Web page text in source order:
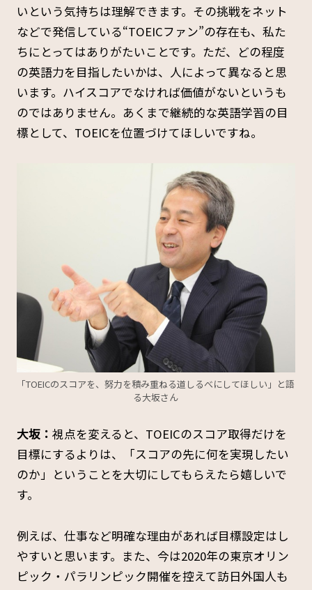
いという気持ちは理解できます。その挑戦をネット
などで発信している“TOEICファン”の存在も、私た
ちにとってはありがたいことです。ただ、どの程度
の英語力を目指したいかは、人によって異なると思
います。ハイスコアでなければ価値がないというも
のではありません。あくまで継続的な英語学習の目
標として、TOEICを位置づけてほしいですね。
「TOEICのスコアを、努力を積み重ねる道しるべにしてほしい」と語
る大坂さん
大坂： 視点を変えると、TOEICのスコア取得だけを
目標にするよりは、「スコアの先に何を実現したい
のか」ということを大切にしてもらえたら嬉しいで
す。
例えば、仕事など明確な理由があれば目標設定はし
やすいと思います。また、今は2020年の東京オリン
ピック・パラリンピック開催を控えて訪日外国人も